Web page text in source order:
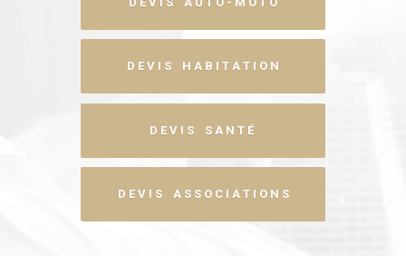
D E V I S H A B I T A T I O N
D E V I S S A N T É
D E V I S A S S O C I A T I O N S